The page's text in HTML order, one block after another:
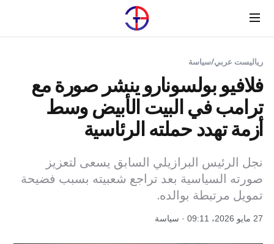
Menu
رياليست عربي/سياسة
فلافيو بولسونارو ينشر صورة مع
ترامب في البيت الأبيض وسط
أزمة تهدد حملته الرئاسية
نجل الرئيس البرازيلي السابق يسعى لتعزيز
صورته السياسية بعد تراجع شعبيته بسبب فضيحة
تمويل مرتبطة بوالده.
27 مايو 2026، 09:11 · سياسة